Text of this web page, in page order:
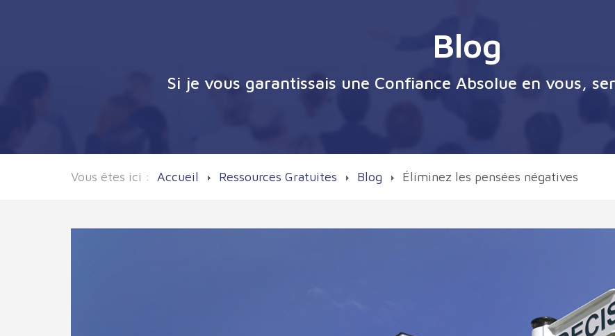
Blog
Si je vous garantissais une Confiance Absolue en vous,
Vous êtes ici : Accueil Ressources Gratuites Blog Éliminez les pensées négatives